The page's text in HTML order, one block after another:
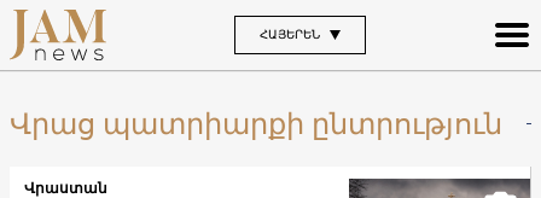
ՀԱՅԵՐԵՆ
Վրաց պատրիարքի ընտրություն
Վրաստան